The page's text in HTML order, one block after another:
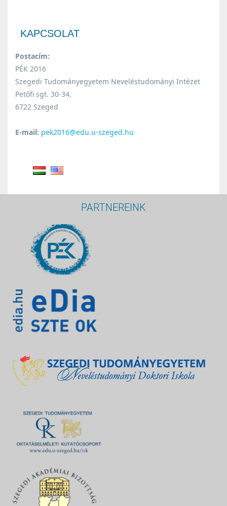
KAPCSOLAT
Postacím:
PÉK 2016
Szegedi Tudományegyetem Neveléstudományi Intézet
Petőfi sgt. 30-34.
6722 Szeged
E-mail: pek2016@edu.u-szeged.hu
PARTNEREINK